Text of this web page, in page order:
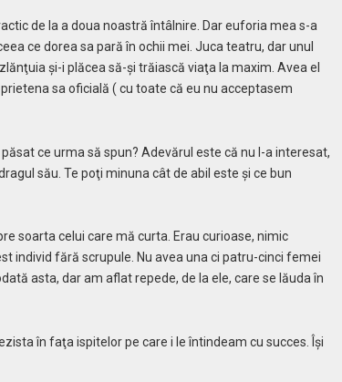
de la a doua noastră întâlnire. Dar euforia mea s-a
ce dorea sa pară în ochii mei. Juca teatru, dar unul
şi-i plăcea să-şi trăiască viaţa la maxim. Avea el
sa oficială ( cu toate că eu nu acceptasem
ce urma să spun? Adevărul este că nu l-a interesat,
său. Te poţi minuna cât de abil este şi ce bun
soarta celui care mă curta. Erau curioase, nimic
individ fără scrupule. Nu avea una ci patru-cinci femei
asta, dar am aflat repede, de la ele, care se lăuda în
în faţa ispitelor pe care i le întindeam cu succes. Îşi